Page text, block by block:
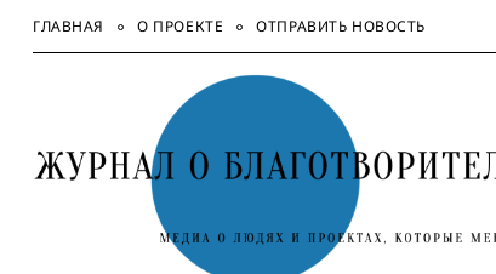
SkipГЛАВНАЯ О ПРОЕКТЕ ОТПРАВИТЬ НОВОСТЬ